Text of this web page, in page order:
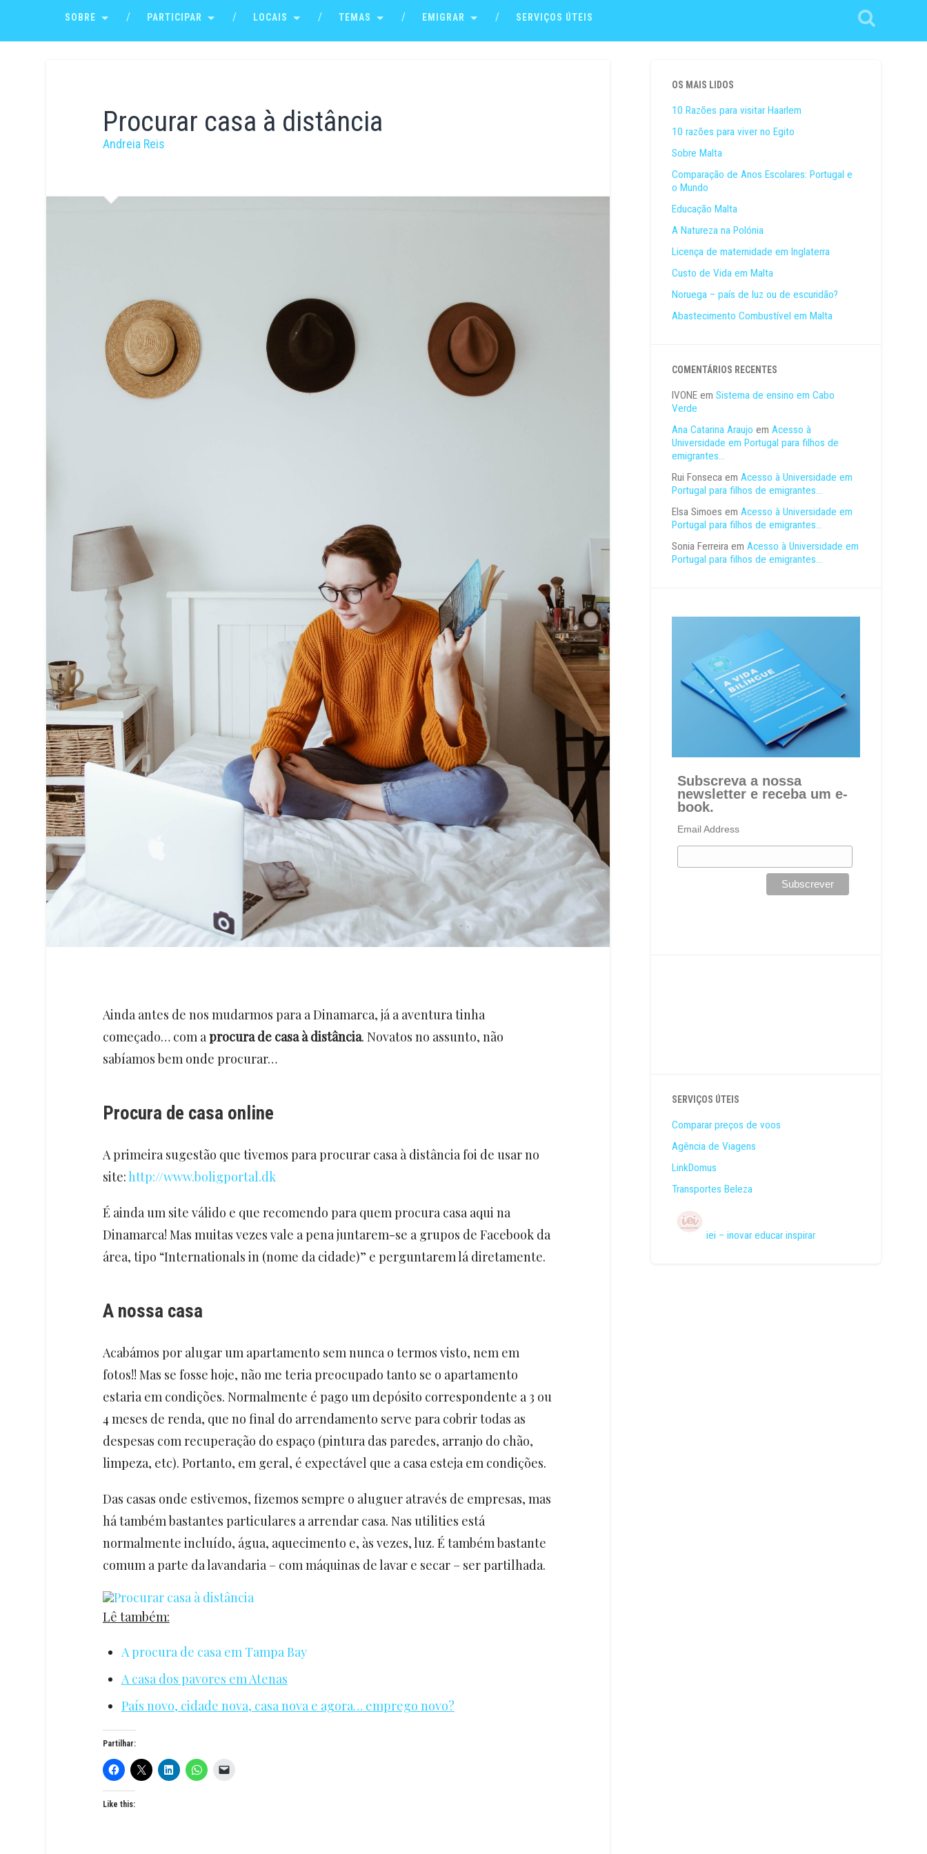
SOBRE PARTICIPAR LOCAIS TEMAS EMIGRAR SERVIÇOS ÚTEIS
Procurar casa à distância
Andreia Reis
Ainda antes de nos mudarmos para a Dinamarca, já a aventura tinha
começado… com aprocura de casa à distância. Novatos no assunto, não
sabíamos bem onde procurar…
Procura de casa online
A primeira sugestão que tivemos para procurar casa à distância foi de usar no
site:http://www.boligportal.dk
É ainda um site válido e que recomendo para quem procura casa aqui na
Dinamarca! Mas muitas vezes vale a pena juntarem-se a grupos de Facebook da
área, tipo “Internationals in (nome da cidade)” e perguntarem lá diretamente.
A nossa casa
Acabámos por alugar um apartamento sem nunca o termos visto, nem em
fotos!! Mas se fosse hoje, não me teria preocupado tanto se o apartamento
estaria em condições. Normalmente é pago um depósito correspondente a 3 ou
4 meses de renda, que no final do arrendamento serve para cobrir todas as
despesas com recuperação do espaço (pintura das paredes, arranjo do chão,
limpeza, etc). Portanto, em geral, é expectável que a casa esteja em condições.
Das casas onde estivemos, fizemos sempre o aluguer através de empresas, mas
há também bastantes particulares a arrendar casa. Nas utilities está
normalmente incluído, água, aquecimento e, às vezes, luz. É também bastante
comum a parte da lavandaria – com máquinas de lavar e secar – ser partilhada.
Lê também:
A procura de casa em Tampa Bay
A casa dos pavores em Atenas
País novo, cidade nova, casa nova e agora… emprego novo?
Partilhar:
Like this:
OS MAIS LIDOS
10 Razões para visitar Haarlem
10 razões para viver no Egito
Sobre Malta
Comparação de Anos Escolares: Portugal e
o Mundo
Educação Malta
A Natureza na Polónia
Licença de maternidade em Inglaterra
Custo de Vida em Malta
Noruega – país de luz ou de escuridão?
Abastecimento Combustível em Malta
COMENTÁRIOS RECENTES
IVONE emSistema de ensino em Cabo
Verde
Ana Catarina Araujo emAcesso à
Universidade em Portugal para filhos de
emigrantes…
Rui Fonseca emAcesso à Universidade em
Portugal para filhos de emigrantes…
Elsa Simoes emAcesso à Universidade em
Portugal para filhos de emigrantes…
Sonia Ferreira emAcesso à Universidade em
Portugal para filhos de emigrantes…
Subscreva a nossa
newsletter e receba um e-
book.
Email Address
SERVIÇOS ÚTEIS
Comparar preços de voos
Agência de Viagens
LinkDomus
Transportes Beleza
iei – inovar educar inspirar